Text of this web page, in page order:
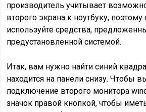
производитель учитывает
второго экрана к ноутбуку, поэтому
используйте средства,
предустановленной системой.
Итак, вам нужно найти синий
находится на панели снизу. Чтобы
подключение второго монитора
значок правой кнопкой, чтобы